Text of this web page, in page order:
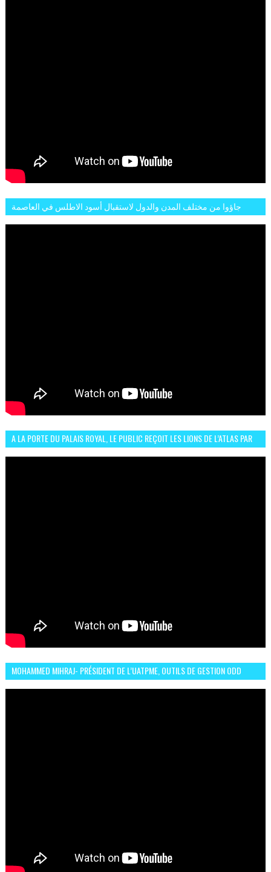
جاؤوا من مختلف المدن والدول لاستقبال أسود الاطلس في العاصمة
الرباط فكان عرسيا حقيقيا
A LA PORTE DU PALAIS ROYAL, LE PUBLIC REÇOIT LES LIONS DE L’ATLAS PAR
LA CÉLÈBRE EXPRESSION SIIIR
MOHAMMED MIHRAJ- PRÉSIDENT DE L’UATPME, OUTILS DE GESTION ODD
POUR UNE VILLE DURABLE (GARDEN EXPO)